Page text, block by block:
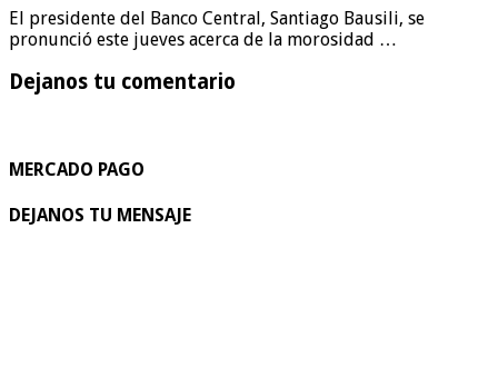
El presidente del Banco Central, Santiago Bausili, se
pronunció este jueves acerca de la morosidad …
Dejanos tu comentario
MERCADO PAGO
DEJANOS TU MENSAJE